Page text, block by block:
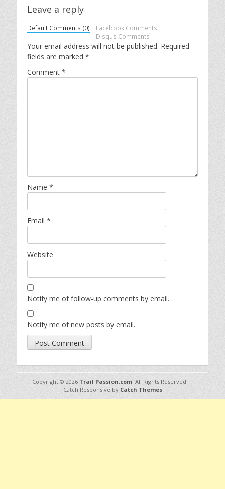
Leave a reply
Default Comments (0)
Facebook Comments
Disqus Comments
Your email address will not be published. Required
fields are marked *
Comment *
Name *
Email *
Website
Notify me of follow-up comments by email.
Notify me of new posts by email.
Copyright © 2026 Trail Passion.com. All Rights Reserved. |
Catch Responsive by Catch Themes